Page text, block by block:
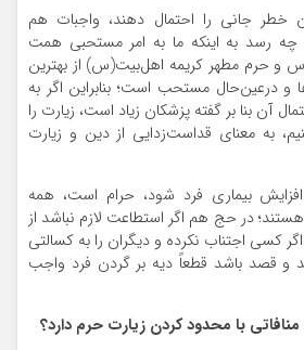
خطر جانی را احتمال دهند، واجبات هم
چه رسد به اینکه ما به امر مستحبی همت
و حرم مطهر کریمه اهل‌بیت(س) از بهترین
و درعین‌حال مستحب است؛ بنابراین اگر به
آن بنا بر گفته پزشکان زیاد است، زیارت را
به معنای قداست‌زدایی از دین و زیارت
بیماری فرد شود، حرام است، همه
در حج هم اگر استطاعت لازم نباشد از
کسی اجتناب نکرده و دیگران را به کسالتی
و قصد باشد قطعاً دیه بر گردن فرد واجب
با محدود کردن زیارت حرم دارد؟